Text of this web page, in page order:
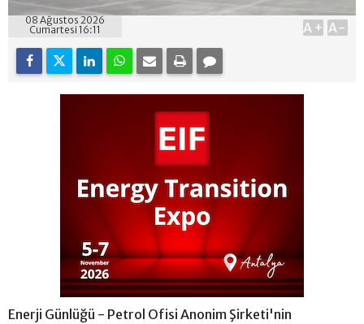
08 Ağustos 2026
Cumartesi 16:11
A+ A-
Enerji Günlüğü - Petrol Ofisi Anonim Şirketi'nin